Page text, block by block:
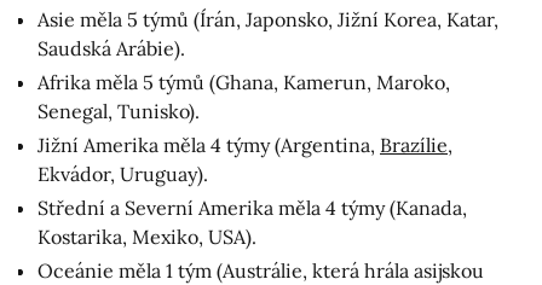
Asie měla 5 týmů (Írán, Japonsko, Jižní Korea, Katar,
Saudská Arábie).
Afrika měla 5 týmů (Ghana, Kamerun, Maroko,
Senegal, Tunisko).
Jižní Amerika měla 4 týmy (Argentina, Brazílie,
Ekvádor, Uruguay).
Střední a Severní Amerika měla 4 týmy (Kanada,
Kostarika, Mexiko, USA).
Oceánie měla 1 tým (Austrálie, která hrála asijskou